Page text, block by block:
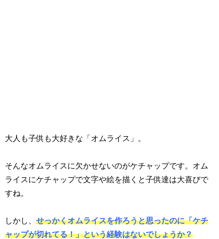
大人も子供も大好きな「オムライス」。
そんなオムライスに欠かせないのがケチャップです。オム
ライスにケチャップで文字や絵を描くと子供達は大喜びで
すね。
しかし、 せっかくオムライスを作ろうと思ったのに「ケチ
ャップが切れてる！」という経験はないでしょうか？